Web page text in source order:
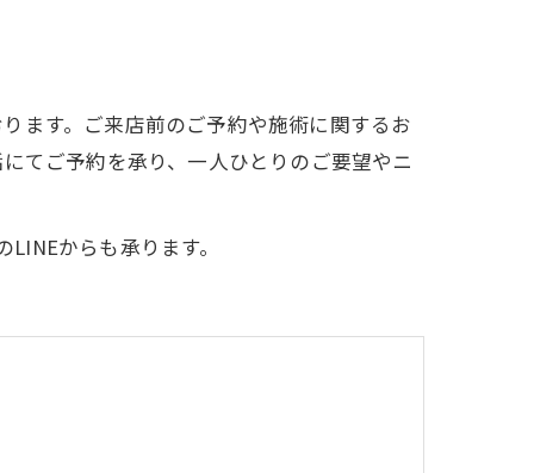
ます。ご来店前のご予約や施術に関するお
てご予約を承り、一人ひとりのご要望やニ
からも承ります。